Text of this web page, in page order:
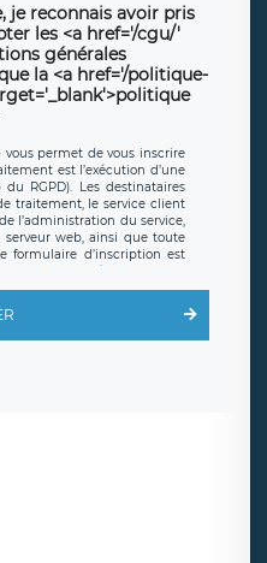
je reconnais avoir pris
les <a href='/cgu/'
générales
la <a href='/politique-
permet de vous inscrire
est l’exécution d’une
RGPD). Les destinataires
traitement, le service client
l’administration du service,
web, ainsi que toute
formulaire d’inscription est
Scalingo, basé en France et
conformes au RGPD. Les
entendu que vous pouvez
données et retirer votre